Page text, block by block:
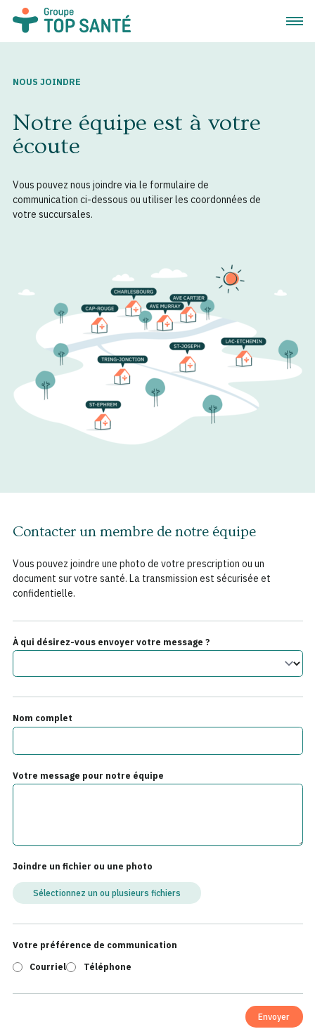
Ouvrir
NOUS JOINDRE
Notre équipe est à votre
écoute
Vous pouvez nous joindre via le formulaire de
communication ci-dessous ou utiliser les coordonnées de
votre succursales.
Contacter un membre de notre équipe
Vous pouvez joindre une photo de votre prescription ou un
document sur votre santé. La transmission est sécurisée et
confidentielle.
À qui désirez-vous envoyer votre message ?
Nom complet
Votre message pour notre équipe
Joindre un fichier ou une photo
Sélectionnez un ou plusieurs fichiers
Votre préférence de communication
Courriel
Téléphone
Envoyer